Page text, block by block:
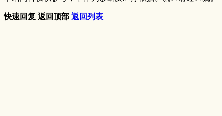
快速回复 返回顶部 返回列表